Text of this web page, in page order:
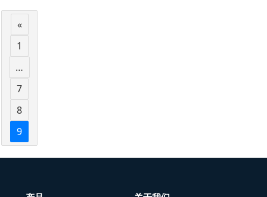
«
1
…
7
8
9